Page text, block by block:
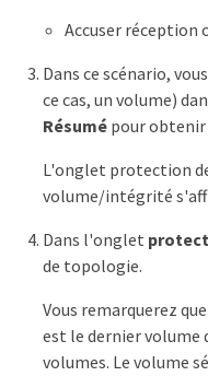
Accuser réception
Dans ce scénario,
ce cas, un volume)
Résumépour obtenir
L'onglet protection
volume/intégrité
Dans l'onglet
de topologie.
Vous remarquerez
est le dernier volume
volumes. Le volume